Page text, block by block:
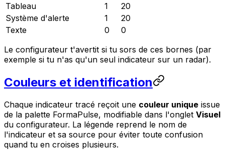
Tableau
1
20
Système d'alerte
1
20
Texte
0
0
Le configurateur t'avertit si tu sors de ces bornes (par
exemple si tu n'as qu'un seul indicateur sur un radar).
Couleurs et identification
Chaque indicateur tracé reçoit une couleur unique issue
de la palette FormaPulse, modifiable dans l'onglet Visuel
du configurateur. La légende reprend le nom de
l'indicateur et sa source pour éviter toute confusion
quand tu en croises plusieurs.